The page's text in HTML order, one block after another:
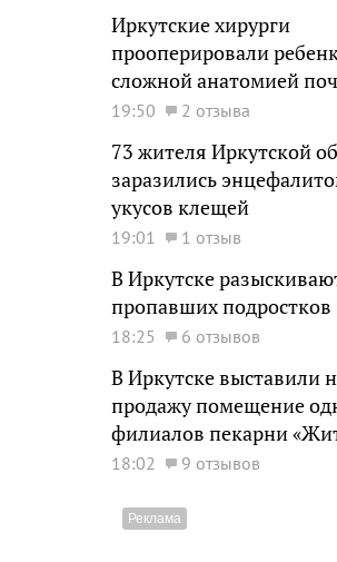
Иркутские хирурги
прооперировали
сложной анатомией
19:50 2 отзыва
73 жителя Иркутской
заразились
укусов клещей
19:01 1 отзыв
В Иркутске
пропавших подростков
18:25 6 отзывов
В Иркутске выставили
продажу помещение
филиалов пекарни
18:02 9 отзывов